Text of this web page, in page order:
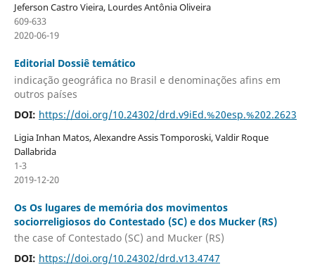
Jeferson Castro Vieira, Lourdes Antônia Oliveira
609-633
2020-06-19
Editorial Dossiê temático
indicação geográfica no Brasil e denominações afins em
outros países
DOI: https://doi.org/10.24302/drd.v9iEd.%20esp.%202.2623
Ligia Inhan Matos, Alexandre Assis Tomporoski, Valdir Roque
Dallabrida
1-3
2019-12-20
Os Os lugares de memória dos movimentos
sociorreligiosos do Contestado (SC) e dos Mucker (RS)
the case of Contestado (SC) and Mucker (RS)
DOI: https://doi.org/10.24302/drd.v13.4747